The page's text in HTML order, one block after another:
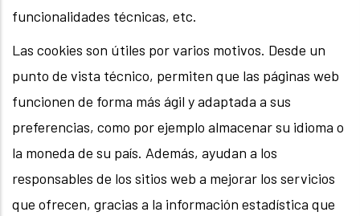
funcionalidades técnicas, etc.
Las cookies son útiles por varios motivos. Desde un
punto de vista técnico, permiten que las páginas web
funcionen de forma más ágil y adaptada a sus
preferencias, como por ejemplo almacenar su idioma o
la moneda de su país. Además, ayudan a los
responsables de los sitios web a mejorar los servicios
que ofrecen, gracias a la información estadística que